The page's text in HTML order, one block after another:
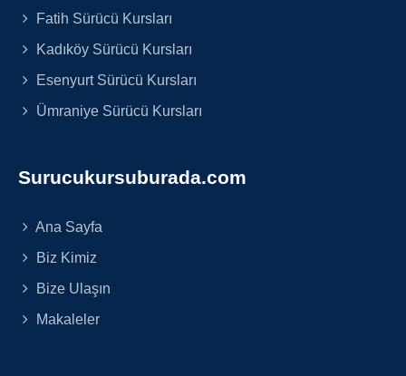
Fatih Sürücü Kursları
Kadıköy Sürücü Kursları
Esenyurt Sürücü Kursları
Ümraniye Sürücü Kursları
Surucukursuburada.com
Ana Sayfa
Biz Kimiz
Bize Ulaşın
Makaleler